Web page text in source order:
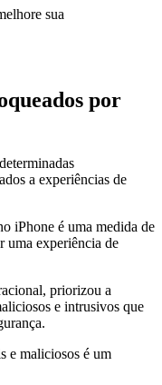
sua
por
a experiências de
iPhone é uma medida de
uma experiência de
priorizou a
e intrusivos que
e maliciosos é um